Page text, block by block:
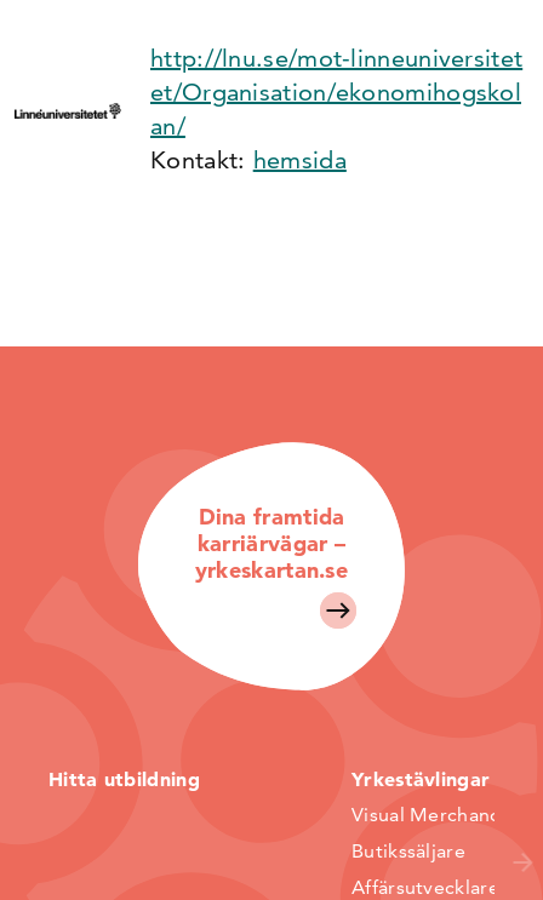
http://lnu.se/mot-linneuniversitet
et/Organisation/ekonomihogskol
an/
Kontakt: hemsida
Dina framtida
karriärvägar –
yrkeskartan.se
Hitta utbildning Yrkestävlingar
Visual Merchandiser
Butikssäljare
Affärsutvecklare